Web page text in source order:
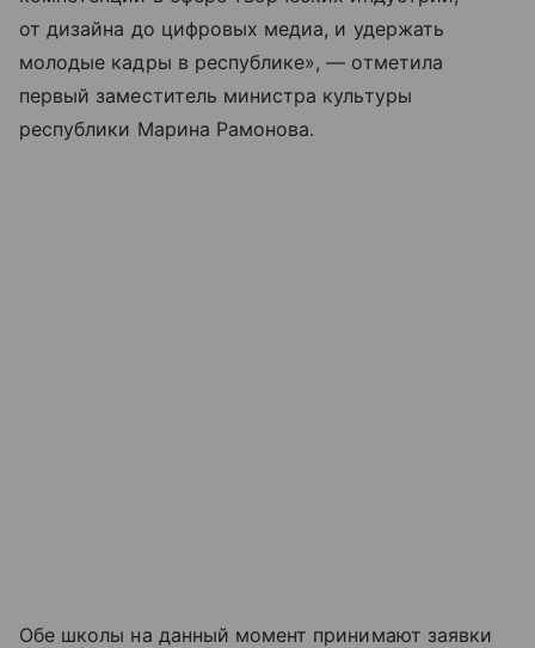
от дизайна до цифровых медиа, и удержать
молодые кадры в республике», — отметила
первый заместитель министра культуры
республики Марина Рамонова.
Обе школы на данный момент принимают заявки